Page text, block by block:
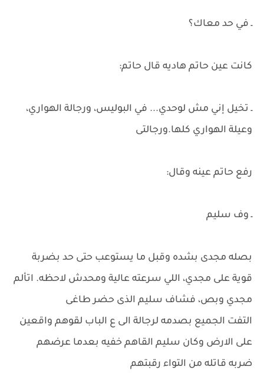
ـ في حد معاك؟
كانت عين حاتم هاديه قال حاتم:
ـ تخيل إني مش لوحدي... في البوليس، ورجالة الهواري،
وعيلة الهواري كلها.ورجالتى
رفع حاتم عينه وقال:
ـ وف سليم
بصله مجدى بشده وقبل ما يستوعب حتى حد بضربة
قوية على مجدي، اللي سرعته عالية ومحدش لاحظه. اتألم
مجدي وبص، فشاف سليم الذى حضر طاغى
التفت الجميع بصدمه لرجالة الى ع الباب لقوهم واقعين
على الارض وكان سليم القاهم خفيه بعدما عرضهم
ضربه قاتله من التواء رقبتهم